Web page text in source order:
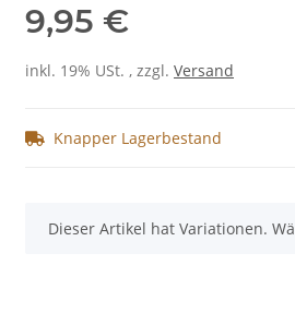
9,95 €
inkl. 19% USt. , zzgl. Versand
Knapper Lagerbestand
x
Dieser Artikel hat Variationen.